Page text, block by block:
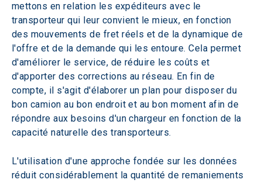
mettons en relation les expéditeurs avec le
transporteur qui leur convient le mieux, en fonction
des mouvements de fret réels et de la dynamique de
l'offre et de la demande qui les entoure. Cela permet
d'améliorer le service, de réduire les coûts et
d'apporter des corrections au réseau. En fin de
compte, il s'agit d'élaborer un plan pour disposer du
bon camion au bon endroit et au bon moment afin de
répondre aux besoins d'un chargeur en fonction de la
capacité naturelle des transporteurs.
L'utilisation d'une approche fondée sur les données
réduit considérablement la quantité de remaniements